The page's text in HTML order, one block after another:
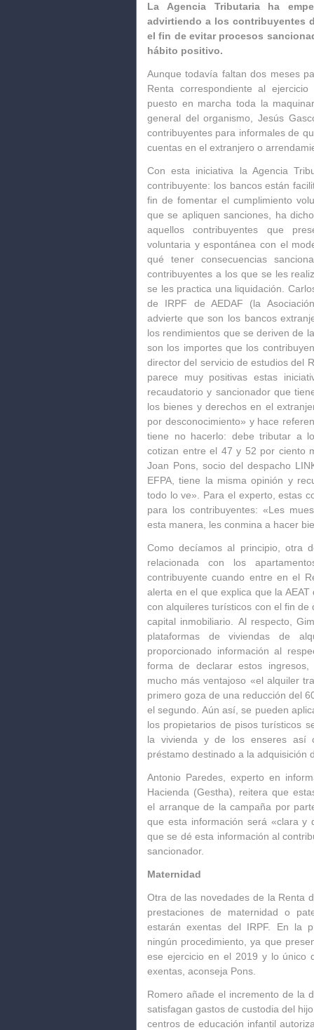
La Agencia Tributaria ha
advirtiendo a los contribuyentes
el fin de evitar procesos
hábito positivo.
Aunque todavía faltan dos meses
Renta correspondiente al
puesto en marcha toda la
general del organismo, Jesús
contribuyentes para informales de
cuentas en el extranjero o
Con esta iniciativa la Agencia
contribuyente: los bancos están
fin de fomentar el cumplimiento
que se apliquen sanciones, ha
aquellos contribuyentes que
voluntaria y espontánea con el
qué tener consecuencias
contribuyentes a los que se les
se les practica una liquidación.
de IRPF de AEDAF (la
advierte que son los bancos
los rendimientos que se deriven de
son los importes que los
director del servicio de estudios del
parece muy positivas estas
recaudatorio y sancionador que
los bienes y derechos en el
por desconocimiento» y hace
tiene no hacerlo: debe tributar a
cotizan entre el 47 y 52 por ciento
Joan Pons, socio del despacho
EFPA, tiene la misma opinión y
todo lo ve». Para el experto, estas
para los contribuyentes: «Les
esta manera, les conmina a hacer
Como decíamos al principio, otra
relacionada con los
contribuyente cuando entre en el
alerta en el que explica que la
con alquileres turísticos con el fin
capital inmobiliario.
Al respecto,
plataformas de viviendas de
proporcionado información al
forma de declarar estos
mucho más ventajoso «el alquiler
primero goza de una reducción del
el segundo. Aún así, se pueden
los propietarios de pisos turísticos
la vivienda y de los enseres así
préstamo destinado a la adquisición
Antonio Paredes, experto en
Hacienda (Gestha), reitera que
el arranque de la campaña por
que esta información será «clara y
que se dé esta información al
sancionador.
Maternidad
Otra de las novedades de la Renta
prestaciones de maternidad o
estarán exentas del IRPF. En la
ningún procedimiento,
ya que
ese ejercicio en el 2019 y lo único
exentas, aconseja Pons.
Romero añade el incremento de la
satisfagan gastos de custodia del
centros de educación infantil